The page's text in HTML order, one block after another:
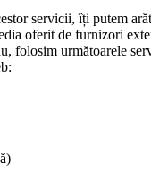
servicii, îți putem
oferit de furnizori
folosim următoarele